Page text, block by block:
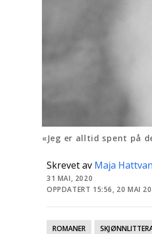
«Jeg er alltid spent på
Skrevet av Maja
31 MAI, 2020
OPPDATERT 15:56, 20 MAI
ROMANER